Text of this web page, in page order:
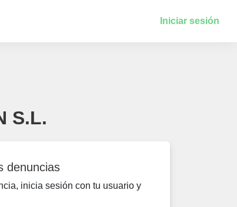
Iniciar sesión
S.L.
denuncias
inicia sesión con tu usuario y